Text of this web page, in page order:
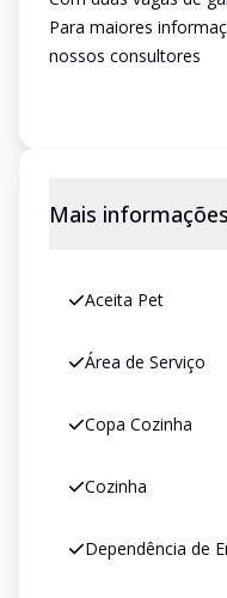
Para maiores
nossos consultores
Mais informações
Aceita Pet
Área de Serviço
Copa Cozinha
Cozinha
Dependência de